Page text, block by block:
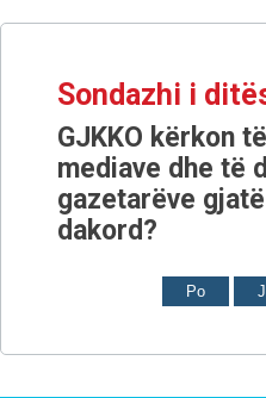
Sondazhi i
GJKKO kërkon
mediave dhe të
gazetarëve
dakord?
Po